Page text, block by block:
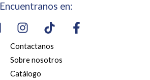
Encuentranos en:
Contactanos
Sobre nosotros
Catálogo